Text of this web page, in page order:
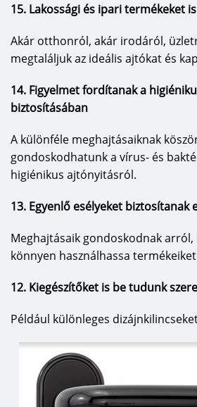
15. Lakossági és ipari termékeket
Akár otthonról, akár irodáról,
megtaláljuk az ideális ajtókat és
14. Figyelmet fordítanak a
biztosításában
A különféle meghajtásaiknak
gondoskodhatunk a vírus- és
higiénikus ajtónyitásról.
13. Egyenlő esélyeket biztosítanak
Meghajtásaik gondoskodnak
könnyen használhassa
12. Kiegészítőket is be tudunk
Például különleges